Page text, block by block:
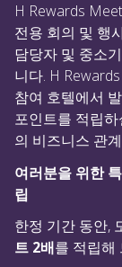
H Rewards
전용 회의 및 행
담당자 및 중소
니다. H
참여 호텔에서
포인트를 적립
의 비즈니스 관
여러분을 위한
립
한정 기간 동안,
트 2배를 적립해